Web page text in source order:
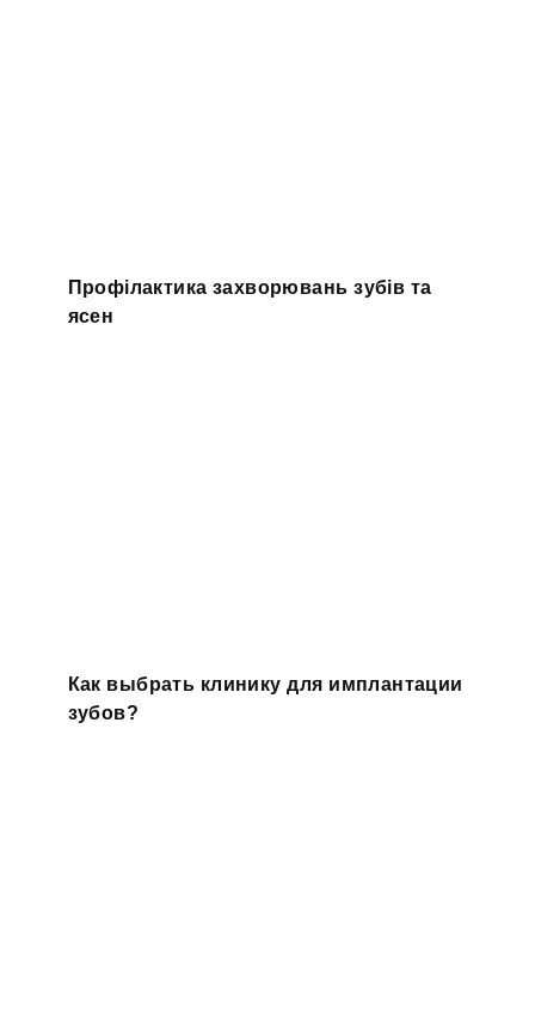
Профілактика захворювань зубів та
ясен
Как выбрать клинику для имплантации
зубов?